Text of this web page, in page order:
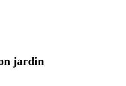
jardin